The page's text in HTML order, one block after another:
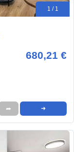
1 / 1
680,21 €
➦ ➜